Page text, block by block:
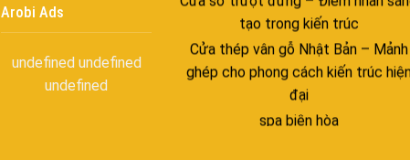
Arobi Ads
undefined undefined
undefined
tạo trong kiến trúc
Cửa thép vân gỗ Nhật Bản – Mảnh
ghép cho phong cách kiến trúc hiện
đại
spa biên hòa
Spa chăm sóc da mặt tại biên hòa